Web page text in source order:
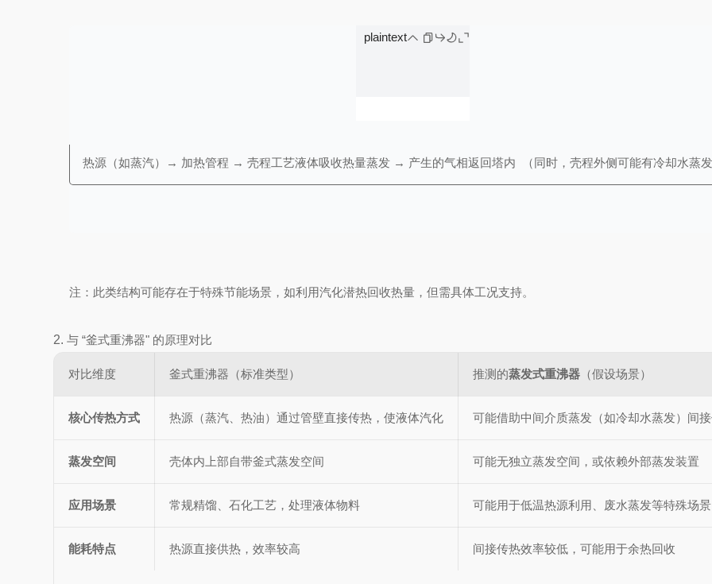
plaintext
热源（如蒸汽）→ 加热管程 → 壳程工艺液体吸收热量蒸发 → 产生的气相返回塔内  （同时，壳程外侧可能有冷却水蒸
注：此类结构可能存在于特殊节能场景，如利用汽化潜热回收热量，但需具体工况支持。
2.与 “釜式重沸器" 的原理对比
对比维度 釜式重沸器（标准类型） 推测的蒸发式重沸器 （假设场景）
核心传热方式 热源（蒸汽、热油）通过管壁直接传热，使液体汽化 可能借助中间介质蒸发（如冷却水蒸发）间
蒸发空间 壳体内上部自带釜式蒸发空间 可能无独立蒸发空间，或依赖外部蒸发装置
应用场景 常规精馏、石化工艺，处理液体物料 可能用于低温热源利用、废水蒸发等特殊场景
能耗特点 热源直接供热，效率较高 间接传热效率较低，可能用于余热回收